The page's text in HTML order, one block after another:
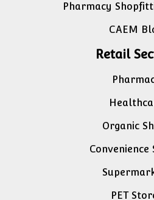
Pharmacy
CAEM
Retail
Organic
Convenience
PET